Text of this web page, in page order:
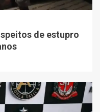
de estupro